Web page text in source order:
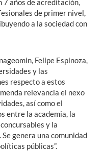
de primer nivel,
a la sociedad con
Felipe Espinoza,
y las
respecto a estos
relevancia el nexo
así como el
entre la academia, la
y la
genera una comunidad
públicas”.